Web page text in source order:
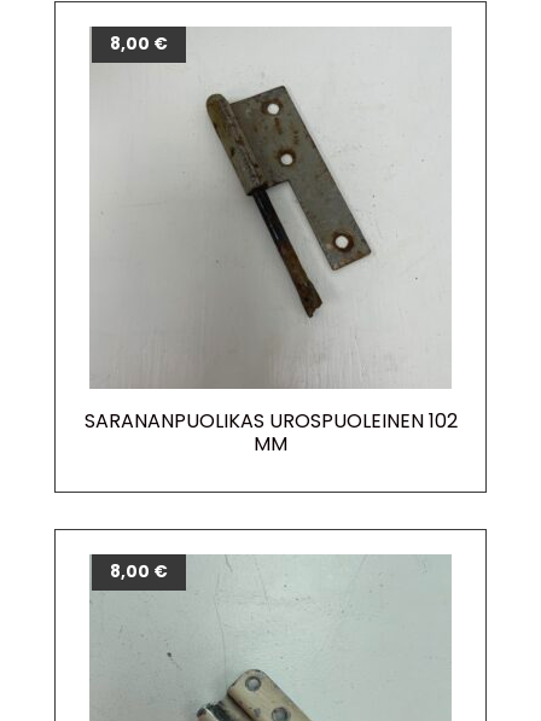
SARANANPUOLIKAS UROSPUOLEINEN 102
MM
8,00 €
8,00 €